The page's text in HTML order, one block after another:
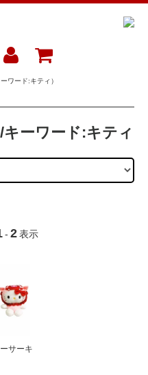
ワード:キティ）
ーワード:キティ
- 2 表示
サーキ